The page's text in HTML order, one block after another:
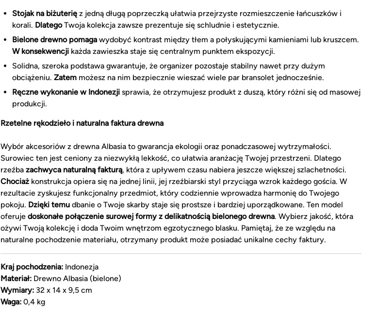
Stojak na biżuterię z jedną długą poprzeczką ułatwia przejrzyste rozmieszczenie łańcuszków i
korali. DlategoTwoja kolekcja zawsze prezentuje się schludnie i estetycznie.
Bielone drewno pomaga wydobyć kontrast między tłem a połyskującymi kamieniami lub kruszcem.
W konsekwencji każda zawieszka staje się centralnym punktem ekspozycji.
Solidna, szeroka podstawa gwarantuje, że organizer pozostaje stabilny nawet przy dużym
obciążeniu. Zatem możesz na nim bezpiecznie wieszać wiele par bransolet jednocześnie.
Ręczne wykonanie w Indonezji sprawia, że otrzymujesz produkt z duszą, który różni się od masowej
produkcji.
Rzetelne rękodzieło i naturalna faktura drewna
Wybór akcesoriów z drewna Albasia to gwarancja ekologii oraz ponadczasowej wytrzymałości.
Surowiec ten jest ceniony za niezwykłą lekkość, co ułatwia aranżację Twojej przestrzeni. Dlatego
rzeźba zachwyca naturalną fakturą, która z upływem czasu nabiera jeszcze większej szlachetności.
Chociaż konstrukcja opiera się na jednej linii, jej rzeźbiarski styl przyciąga wzrok każdego gościa. W
rezultacie zyskujesz funkcjonalny przedmiot, który codziennie wprowadza harmonię do Twojego
pokoju. Dzięki temu dbanie o Twoje skarby staje się prostsze i bardziej uporządkowane. Ten model
oferuje doskonałe połączenie surowej formy z delikatnością bielonego drewna. Wybierz jakość, która
ożywi Twoją kolekcję i doda Twoim wnętrzom egzotycznego blasku. Pamiętaj, że ze względu na
naturalne pochodzenie materiału, otrzymany produkt może posiadać unikalne cechy faktury.
Kraj pochodzenia: Indonezja
Materiał: Drewno Albasia (bielone)
Wymiary: 32 x 14 x 9,5 cm
Waga: 0,4 kg